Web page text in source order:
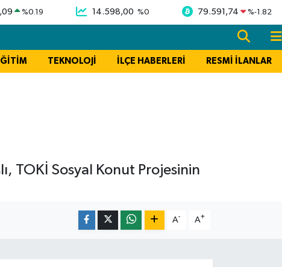
%0.19 14.598,00 %0 79.591,74 %-1.82
TEKNOLOJİ İLÇE HABERLERİ RESMİ İLANLAR
TOKİ Sosyal Konut Projesinin
A- A+